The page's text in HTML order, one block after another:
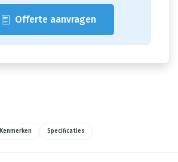
Offerte aanvragen
Kenmerken Specificaties